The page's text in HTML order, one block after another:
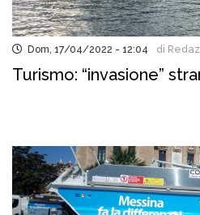
Dom, 17/04/2022 - 12:04 di
Turismo: “invasione”